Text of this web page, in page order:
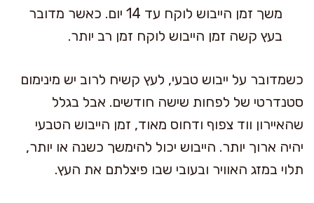
משך זמן הייבוש לוקח עד 14 יום. כאשר מדובר
בעץ קשה זמן הייבוש לוקח זמן רב יותר.
כשמדובר על ייבוש טבעי, לעץ קשיח לרוב יש מינימום
סטנדרטי של לפחות שישה חודשים. אבל בגלל
שהאיירון ווד צפוף ודחוס מאוד, זמן הייבוש הטבעי
יהיה ארוך יותר. הייבוש יכול להימשך כשנה או יותר,
תלוי במזג האוויר ובעובי שבו פיצלתם את העץ.